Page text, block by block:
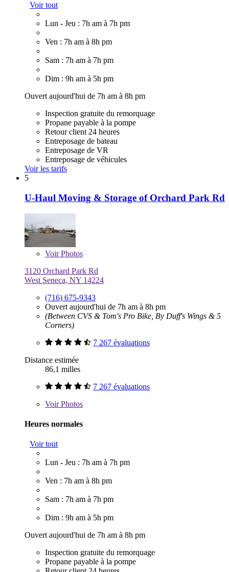
Voir tout
Lun - Jeu : 7h am à 7h pm
Ven : 7h am à 8h pm
Sam : 7h am à 7h pm
Dim : 9h am à 5h pm
Ouvert aujourd'hui de 7h am à 8h pm
Inspection gratuite du remorquage
Propane payable à la pompe
Retour client 24 heures
Entreposage de bateau
Entreposage de VR
Entreposage de véhicules
Voir les tarifs
5
U-Haul Moving & Storage of Orchard Park Rd
VoirPhotos
3120 Orchard Park Rd
West Seneca, NY 14224
(716) 675-9343
Ouvert aujourd'hui de 7h am à 8h pm
(Between CVS & Tom's Pro Bike, By Duff's Wings & 5
Corners)
7 267 évaluations
Distance estimée
86,1 milles
7 267 évaluations
VoirPhotos
Heures normales
Voir tout
Lun - Jeu : 7h am à 7h pm
Ven : 7h am à 8h pm
Sam : 7h am à 7h pm
Dim : 9h am à 5h pm
Ouvert aujourd'hui de 7h am à 8h pm
Inspection gratuite du remorquage
Propane payable à la pompe